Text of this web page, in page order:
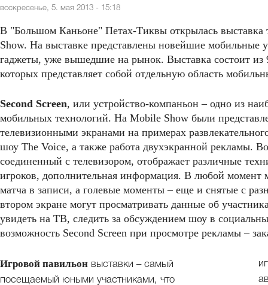
воскресенье, 5. мая 2013 - 15:18
В "Большом Каньоне" Петах-Тиквы открылась выставка
Show. На выставке представлены новейшие мобильные
гаджеты, уже вышедшие на рынок. Выставка состоит
которых представляет собой отдельную область
Second Screen, или устройство-компаньон – одно из
мобильных технологий. На Mobile Show были
телевизионными экранами на примерах
шоу The Voice, а также работа двухэкранной рекламы.
соединенный с телевизором, отображает различные
игроков, дополнительная информация. В любой момент
матча в записи, а голевые моменты – еще и снятые с
втором экране могут просматривать данные об
увидеть на ТВ, следить за обсуждением шоу в
возможность Second Screen при просмотре рекламы –
Игровой павильон выставки – самый
посещаемый юными участниками, что